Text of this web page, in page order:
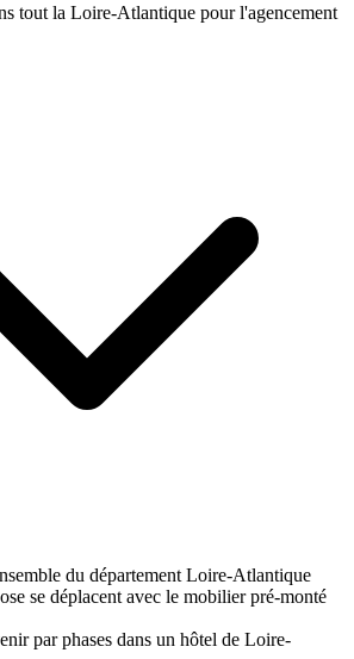
tout la Loire-Atlantique pour l'agencement
du département Loire-Atlantique
se déplacent avec le mobilier pré-monté
par phases dans un hôtel de Loire-